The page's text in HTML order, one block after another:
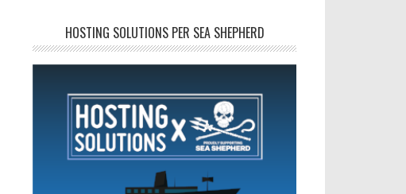
HOSTING SOLUTIONS PER SEA SHEPHERD